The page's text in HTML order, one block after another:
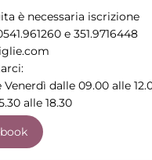
è necessaria iscrizione
e 351.9716448
Venerdì dalle 09.00 alle
alle 18.30